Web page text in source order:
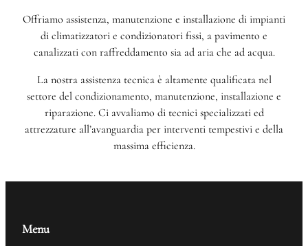
Offriamo assistenza, manutenzione e installazione di impianti
di climatizzatori e condizionatori fissi, a pavimento e
canalizzati con raffreddamento sia ad aria che ad acqua.
La nostra assistenza tecnica è altamente qualificata nel
settore del condizionamento, manutenzione, installazione e
riparazione. Ci avvaliamo di tecnici specializzati ed
attrezzature all’avanguardia per interventi tempestivi e della
massima efficienza.
Menu